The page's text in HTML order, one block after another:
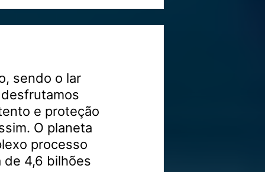
sendo o lar
e proteção
O planeta
processo
de 4,6 bilhões